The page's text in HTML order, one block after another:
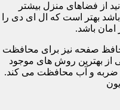
از فضاهای منزل بیشتر
بهتر است که ال ای دی را
امان باشد.
صفحه نیز برای محافظت
از بهترین روش های موجود
ضربه و آب محافظت می کند.